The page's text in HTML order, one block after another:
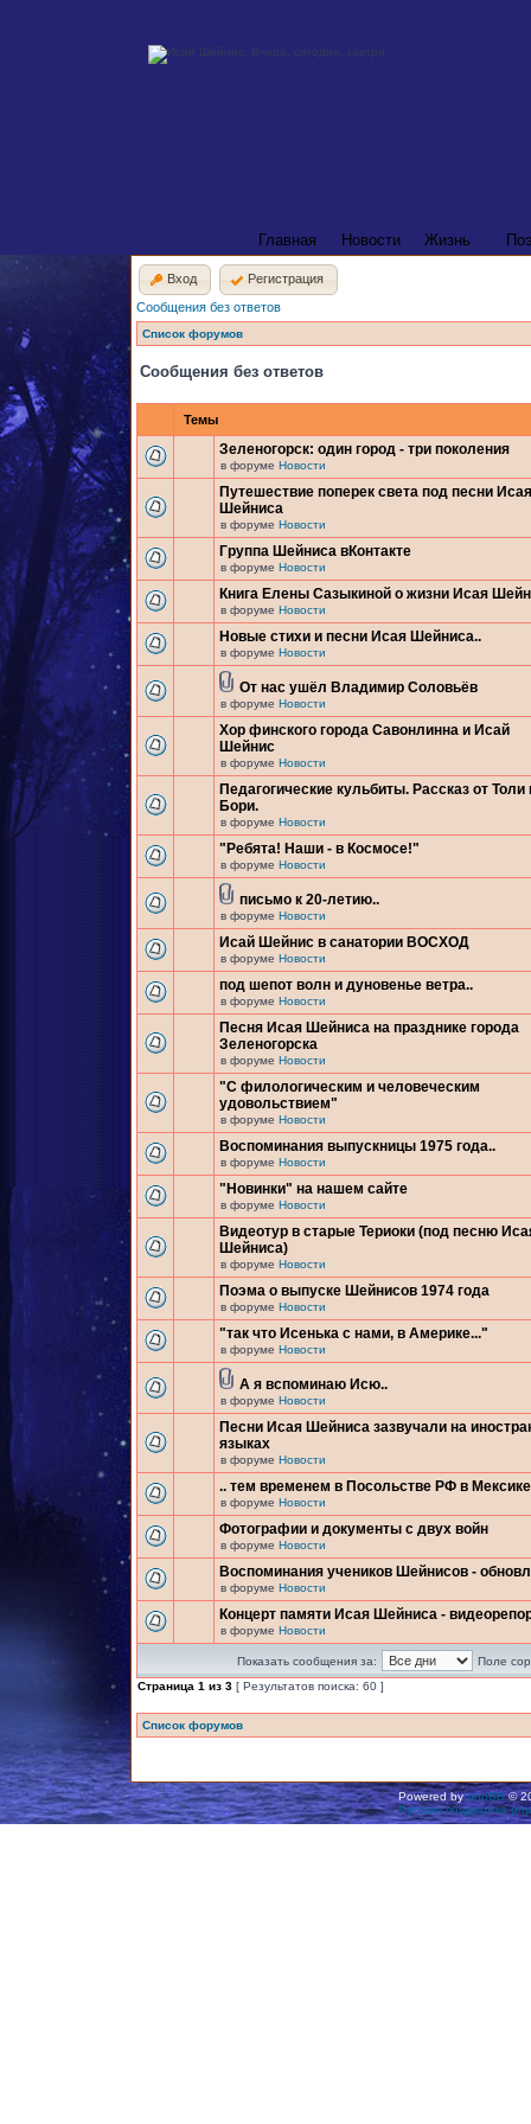
Главная Новости Жизнь
Вход
Регистрация
Сообщения без ответов
Список форумов
Сообщения без ответов
Темы
Зеленогорск: один город - три поколения
в форуме Новости
Путешествие поперек света под песни Исая
Шейниса
в форуме Новости
Группа Шейниса вКонтакте
в форуме Новости
Книга Елены Сазыкиной о жизни Исая
в форуме Новости
Новые стихи и песни Исая Шейниса..
в форуме Новости
От нас ушёл Владимир Соловьёв
в форуме Новости
Хор финского города Савонлинна и Исай
Шейнис
в форуме Новости
Педагогические кульбиты. Рассказ от Толи
Бори.
в форуме Новости
"Ребята! Наши - в Космосе!"
в форуме Новости
письмо к 20-летию..
в форуме Новости
Исай Шейнис в санатории ВОСХОД
в форуме Новости
под шепот волн и дуновенье ветра..
в форуме Новости
Песня Исая Шейниса на празднике города
Зеленогорска
в форуме Новости
"С филологическим и человеческим
удовольствием"
в форуме Новости
Воспоминания выпускницы 1975 года..
в форуме Новости
"Новинки" на нашем сайте
в форуме Новости
Видеотур в старые Териоки (под песню
Шейниса)
в форуме Новости
Поэма о выпуске Шейнисов 1974 года
в форуме Новости
"так что Исенька с нами, в Америке..."
в форуме Новости
А я вспоминаю Исю..
в форуме Новости
Песни Исая Шейниса зазвучали на
языках
в форуме Новости
.. тем временем в Посольстве РФ в
в форуме Новости
Фотографии и документы с двух войн
в форуме Новости
Воспоминания учеников Шейнисов -
в форуме Новости
Концерт памяти Исая Шейниса -
в форуме Новости
Показать сообщения за:
Поле
Страница 1 из 3 [ Результатов поиска: 60 ]
Список форумов
Powered byphpBB©
Русская поддержка